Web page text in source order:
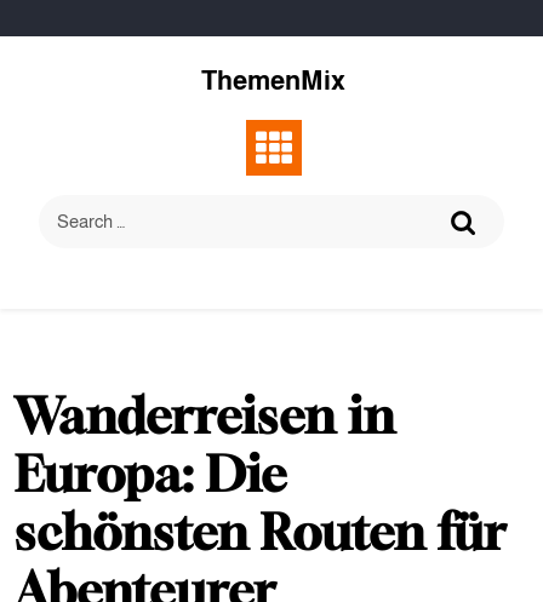
to
ThemenMix
Wanderreisen in
Europa: Die
schönsten Routen für
Abenteurer